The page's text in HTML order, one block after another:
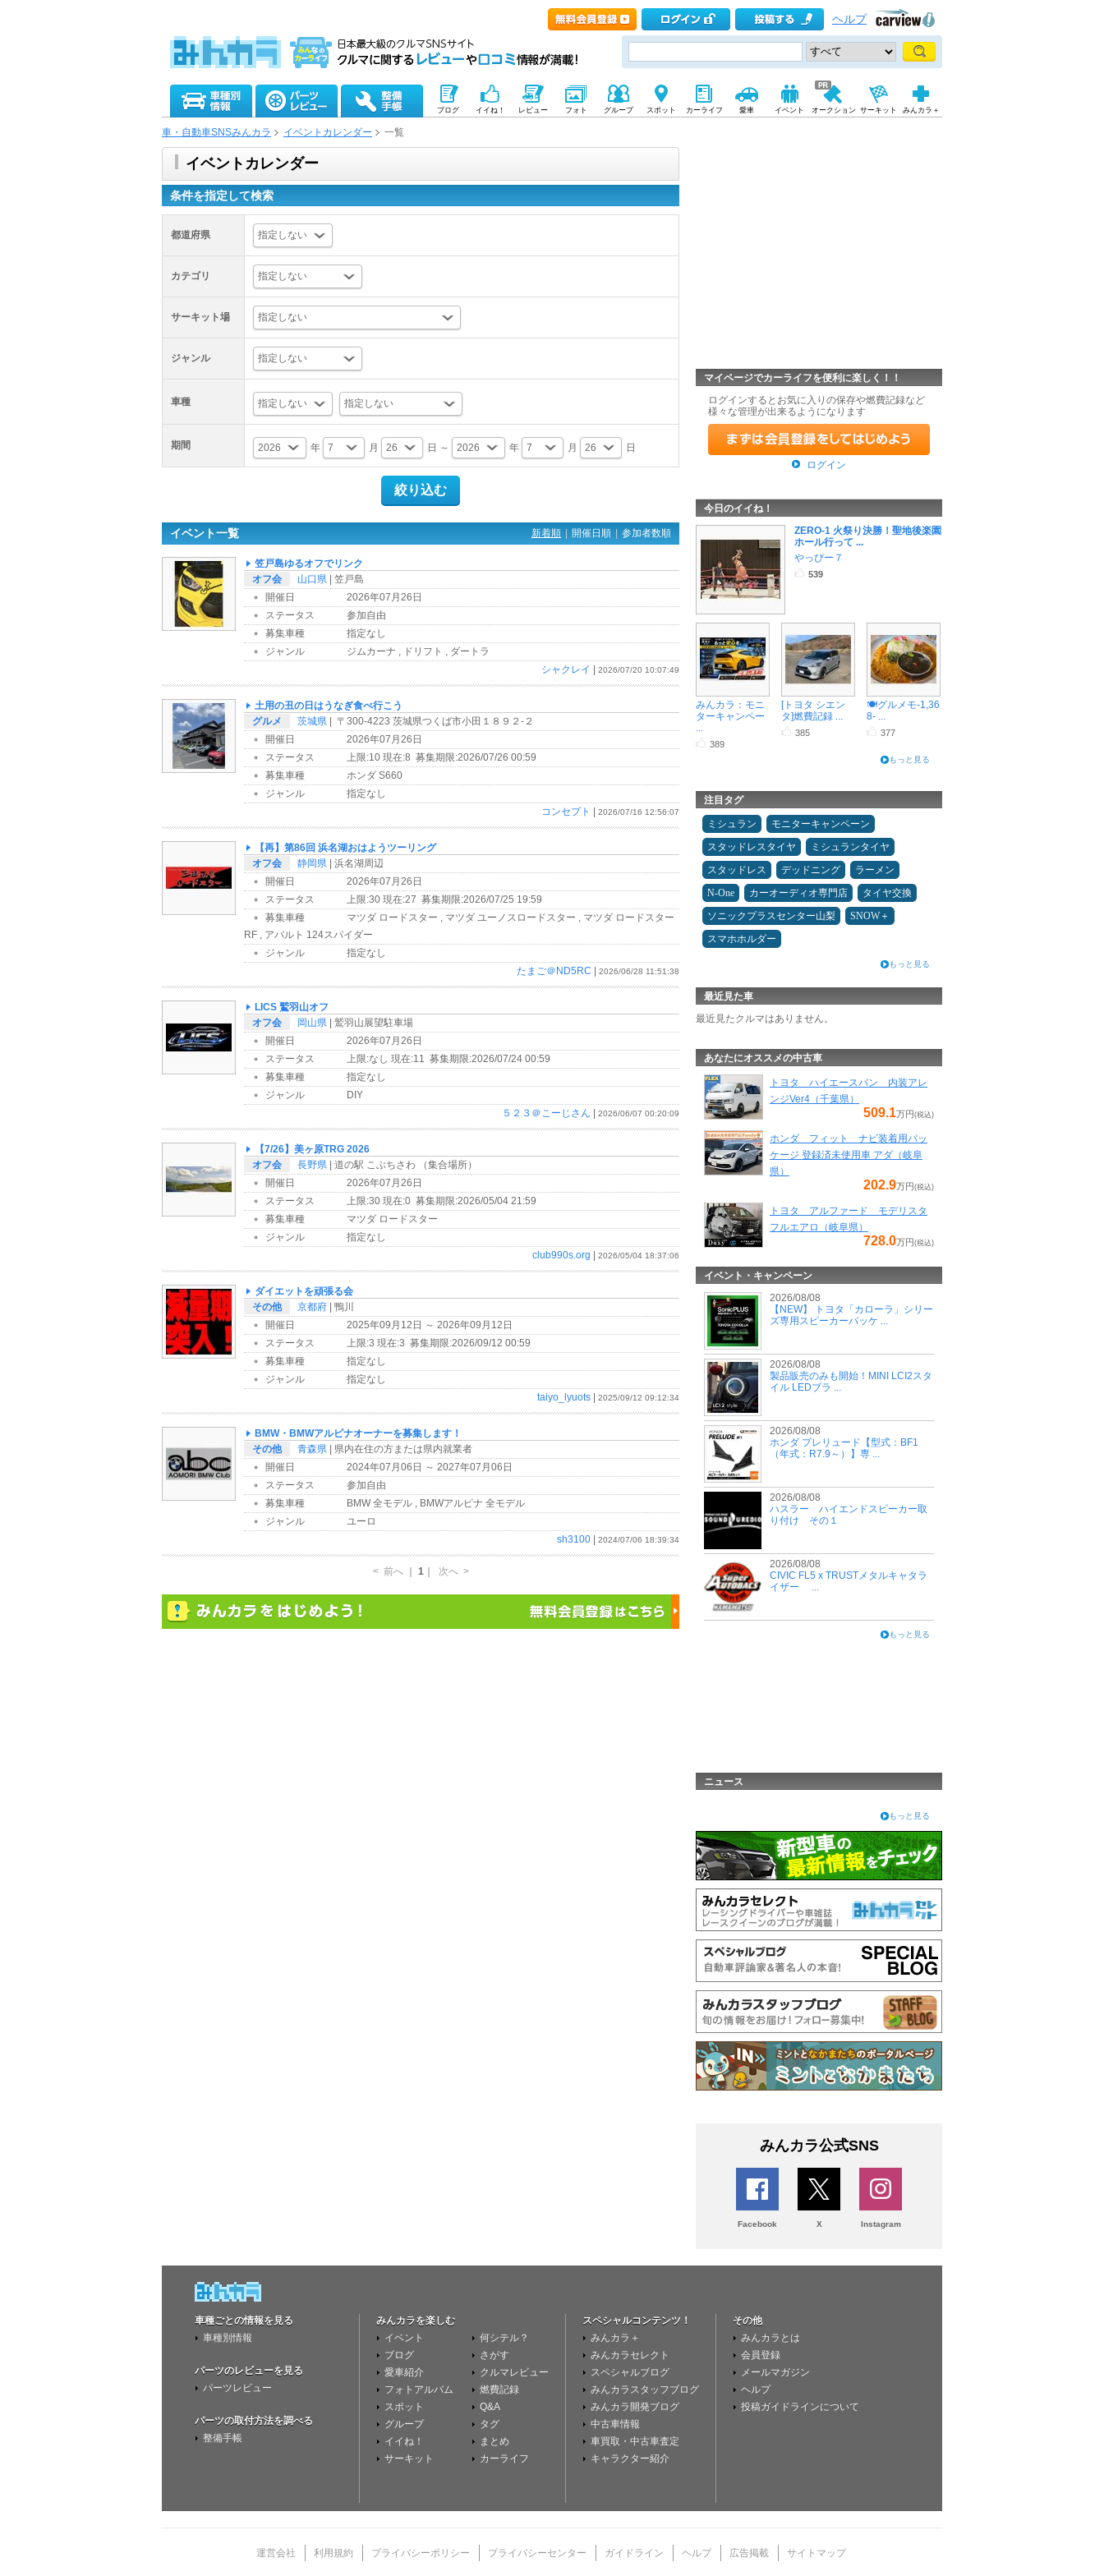
ヘルプ
ブログ イイね！ レビュー フォト グループ スポット カーライフ 愛車 イベント オークション サーキット みんカラ＋
車・自動車SNSみんカラ イベントカレンダー 一覧
イベントカレンダー
条件を指定して検索
都道府県
カテゴリ
サーキット場
ジャンル
車種
期間 年 月 日 ～ 年 月 日
イベント一覧 新着順 開催日順 参加者数順
笠戸島ゆるオフでリンク
オフ会
山口県 | 笠戸島
開催日
2026年07月26日
ステータス
参加自由
募集車種
指定なし
ジャンル
ジムカーナ , ドリフト , ダートラ
シャクレイ
2026/07/20 10:07:49
土用の丑の日はうなぎ食べ行こう
グルメ
茨城県 | 〒300-4223 茨城県つくば市小田１８９２-２
開催日
2026年07月26日
ステータス
上限:10 現在:8 募集期限:2026/07/26 00:59
募集車種
ホンダ S660
ジャンル
指定なし
コンセプト
2026/07/16 12:56:07
【再】第86回 浜名湖おはようツーリング
オフ会
静岡県 | 浜名湖周辺
開催日
2026年07月26日
ステータス
上限:30 現在:27 募集期限:2026/07/25 19:59
募集車種
マツダ ロードスター , マツダ ユーノスロードスター , マツダ ロードスター
RF , アバルト 124スパイダー
ジャンル
指定なし
たまご＠ND5RC
2026/06/28 11:51:38
LICS 鷲羽山オフ
オフ会
岡山県 | 鷲羽山展望駐車場
開催日
2026年07月26日
ステータス
上限:なし 現在:11 募集期限:2026/07/24 00:59
募集車種
指定なし
ジャンル
DIY
５２３＠こーじさん
2026/06/07 00:20:09
【7/26】美ヶ原TRG 2026
オフ会
長野県 | 道の駅 こぶちさわ （集合場所）
開催日
2026年07月26日
ステータス
上限:30 現在:0 募集期限:2026/05/04 21:59
募集車種
マツダ ロードスター
ジャンル
指定なし
club990s.org
2026/05/04 18:37:06
ダイエットを頑張る会
その他
京都府 | 鴨川
開催日
2025年09月12日 ～ 2026年09月12日
ステータス
上限:3 現在:3 募集期限:2026/09/12 00:59
募集車種
指定なし
ジャンル
指定なし
taiyo_lyuots
2025/09/12 09:12:34
BMW・BMWアルピナオーナーを募集します！
その他
青森県 | 県内在住の方または県内就業者
開催日
2024年07月06日 ～ 2027年07月06日
ステータス
参加自由
募集車種
BMW 全モデル , BMWアルピナ 全モデル
ジャンル
ユーロ
sh3100
2024/07/06 18:39:34
< 前へ 1｜ 次へ >
マイページでカーライフを便利に楽しく！！
ログインするとお気に入りの保存や燃費記録など
様々な管理が出来るようになります
ログイン
今日のイイね！
ZERO-1 火祭り決勝！聖地後楽園
ホール行って ...
やっぴー７
539
みんカラ：モニ
ターキャンペー
...
389
[トヨタ シエン
タ]燃費記録 ...
385
🍽️グルメモ-1,36
8- ...
377
もっと見る
注目タグ
ミシュラン
モニターキャンペーン
スタッドレスタイヤ
ミシュランタイヤ
スタッドレス
デッドニング
ラーメン
N-One
カーオーディオ専門店
タイヤ交換
ソニックプラスセンター山梨
SNOW＋
スマホホルダー
もっと見る
最近見た車
最近見たクルマはありません。
あなたにオススメの中古車
トヨタ ハイエースバン 内装アレ
ンジVer4（千葉県）
509.1万円(税込)
ホンダ フィット ナビ装着用パッ
ケージ 登録済未使用車 アダ（岐阜
県）
202.9万円(税込)
トヨタ アルファード モデリスタ
フルエアロ（岐阜県）
728.0万円(税込)
イベント・キャンペーン
2026/08/08
【NEW】 トヨタ「カローラ」シリー
ズ専用スピーカーパッケ ...
2026/08/08
製品販売のみも開始！MINI LCI2スタ
イル LEDブラ ...
2026/08/08
ホンダ プレリュード【型式：BF1
（年式：R7.9～）】専 ...
2026/08/08
ハスラー ハイエンドスピーカー取
り付け その１
2026/08/08
CIVIC FL5 x TRUSTメタルキャタラ
イザー ...
もっと見る
ニュース
もっと見る
みんカラ公式SNS
Facebook X Instagram
車種ごとの情報を見る
車種別情報
パーツのレビューを見る
パーツレビュー
パーツの取付方法を調べる
整備手帳
みんカラを楽しむ
イベント
ブログ
愛車紹介
フォトアルバム
スポット
グループ
イイね！
サーキット
何シテル？
さがす
クルマレビュー
燃費記録
Q&A
タグ
まとめ
カーライフ
スペシャルコンテンツ！
みんカラ＋
みんカラセレクト
スペシャルブログ
みんカラスタッフブログ
みんカラ開発ブログ
中古車情報
車買取・中古車査定
キャラクター紹介
その他
みんカラとは
会員登録
メールマガジン
ヘルプ
投稿ガイドラインについて
運営会社 利用規約 プライバシーポリシー プライバシーセンター ガイドライン ヘルプ 広告掲載 サイトマップ